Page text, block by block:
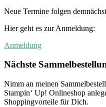
Neue Termine folgen demnächst
Hier geht es zur Anmeldung:
Anmeldung
Nächste
Nimm an meinen
Stampin‘ Up! Onlineshop
Shoppingvorteile für Dich.